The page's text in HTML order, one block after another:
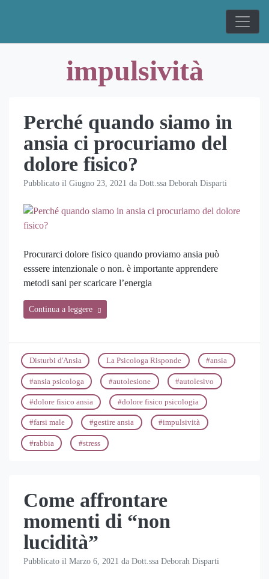
impulsività
Perché quando siamo in
ansia ci procuriamo del
dolore fisico?
Pubblicato il Giugno 23, 2021 da Dott.ssa Deborah Disparti
Procurarci dolore fisico quando proviamo ansia può
esssere intenzionale o non. è importante apprendere
metodi sani per scaricare l’energia
Continua a leggere
Disturbi d'Ansia La Psicologa Risponde #ansia
#ansia psicologa #autolesione #autolesivo
#dolore fisico ansia #dolore fisico psicologia
#farsi male #gestire ansia #impulsività
#rabbia #stress
Come affrontare
momenti di “non
lucidità”
Pubblicato il Marzo 6, 2021 da Dott.ssa Deborah Disparti